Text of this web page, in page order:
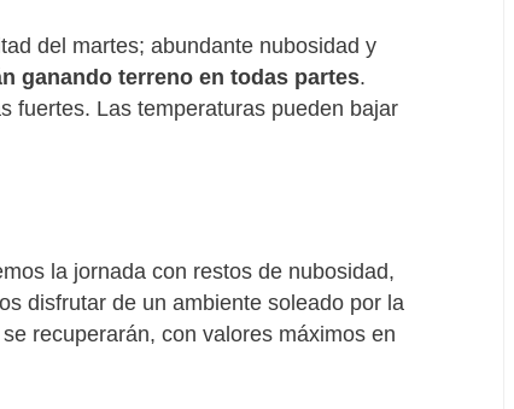
del martes; abundante nubosidad y
ganando terreno en todas partes.
fuertes. Las temperaturas pueden bajar
la jornada con restos de nubosidad,
disfrutar de un ambiente soleado por la
recuperarán, con valores máximos en